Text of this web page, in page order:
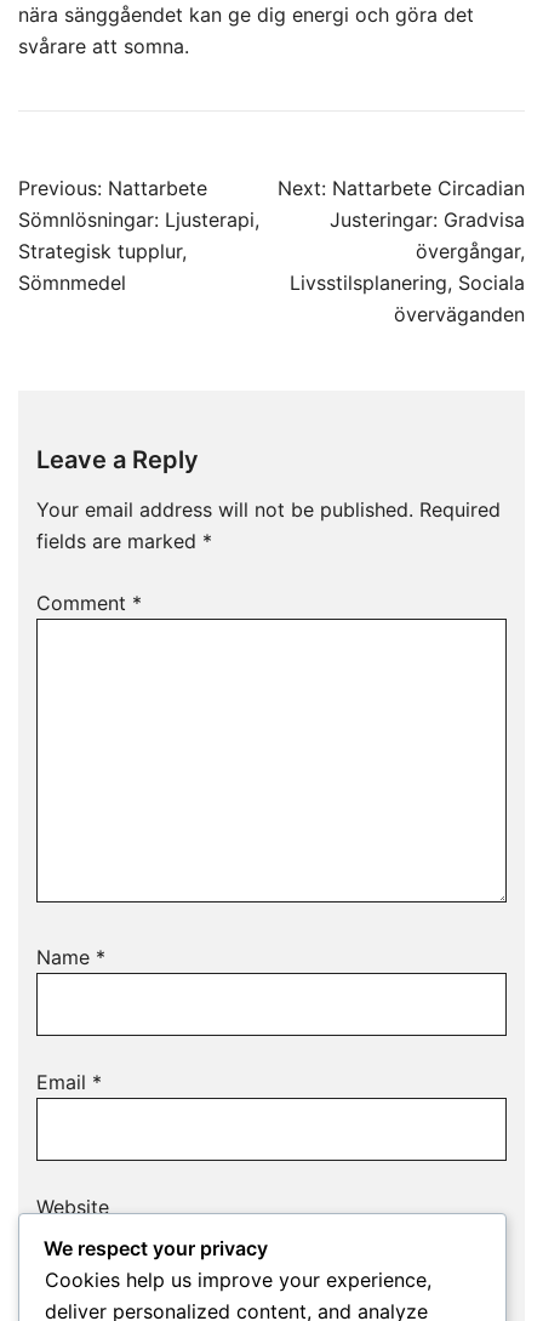
nära sänggåendet kan ge dig energi och göra det
svårare att somna.
Post
navigation
Previous: Nattarbete
Sömnlösningar: Ljusterapi,
Strategisk tupplur,
Sömnmedel
Next: Nattarbete Circadian
Justeringar: Gradvisa
övergångar,
Livsstilsplanering, Sociala
överväganden
Leave a Reply
Your email address will not be published. Required
fields are marked *
Comment *
Name *
Email *
Website
We respect your privacy
Cookies help us improve your experience,
deliver personalized content, and analyze